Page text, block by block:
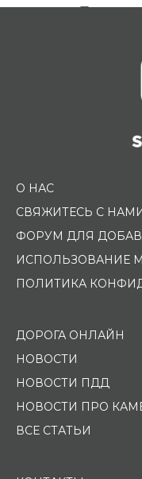
Помощь
О НАС
СВЯЖИТЕСЬ С
ФОРУМ ДЛЯ
ИСПОЛЬЗОВАНИЕ
ПОЛИТИКА
ДОРОГА ОНЛАЙН
НОВОСТИ
НОВОСТИ ПДД
НОВОСТИ ПРО
ВСЕ СТАТЬИ